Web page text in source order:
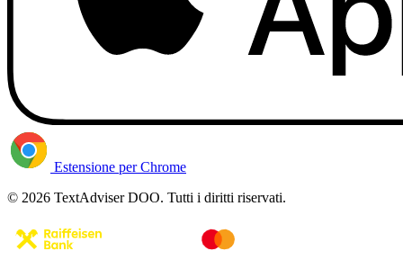
Estensione per Chrome
© 2026 TextAdviser DOO. Tutti i diritti riservati.